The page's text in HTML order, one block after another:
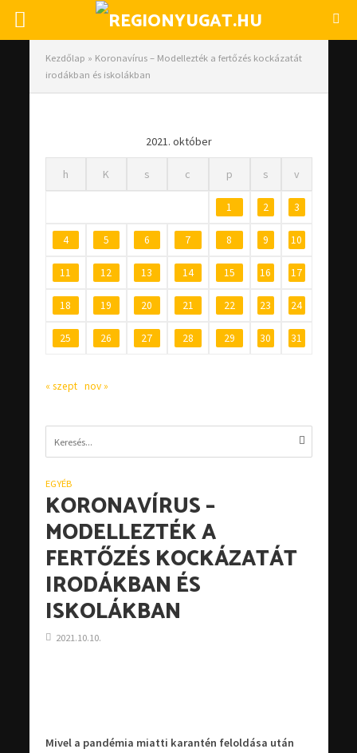
Kezdőlap » Koronavírus – Modellezték a fertőzés kockázatát
irodákban és iskolákban
2021. október
h K s c p s v
1 2 3
4 5 6 7 8 9 10
11 12 13 14 15 16 17
18 19 20 21 22 23 24
25 26 27 28 29 30 31
« szept nov »
EGYÉB
KORONAVÍRUS –
MODELLEZTÉK A
FERTŐZÉS KOCKÁZATÁT
IRODÁKBAN ÉS
ISKOLÁKBAN
2021.10.10.
Mivel a pandémia miatti karantén feloldása után